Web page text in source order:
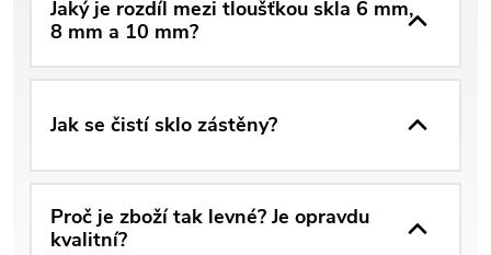
Jaký je rozdíl mezi tloušťkou skla 6 mm,
8 mm a 10 mm?
Jak se čistí sklo zástěny?
Proč je zboží tak levné? Je opravdu
kvalitní?